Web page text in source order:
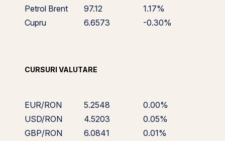
Petrol Brent
97.12
1.17%
Cupru
6.6573 -0.30%
CURSURI VALUTARE
EUR/RON 5.2548
0.00%
USD/RON
4.5203
0.05%
GBP/RON
6.0841 0.01%